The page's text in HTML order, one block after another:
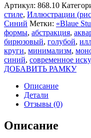
Артикул: 868.10
стиле, Иллюстрации
Синий Метки: «Blaue
формы, абстракция,
бирюзовый, голубой,
круги, минимализм,
синий, современное
ДОБАВИТЬ РАМКУ
Описание
Детали
Отзывы (0)
Описание